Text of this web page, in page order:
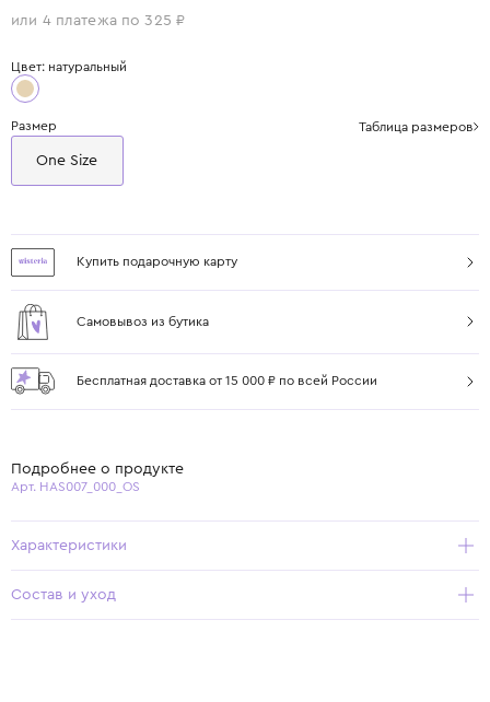
или 4 платежа по 325 ₽
Цвет: натуральный
Размер Таблица размеров
One Size
Купить подарочную карту
Самовывоз из бутика
Бесплатная доставка от 15 000 ₽ по всей России
Подробнее о продукте
Арт. HAS007_000_OS
Характеристики
Состав и уход